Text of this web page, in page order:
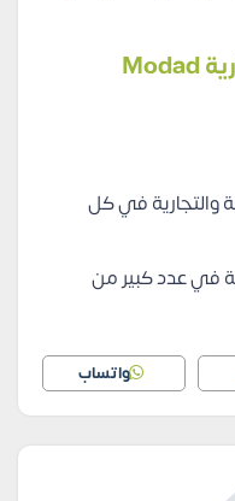
مشروعات شركة موداد العقارية Modad
والتجارية في كل
في عدد كبير من
واتساب